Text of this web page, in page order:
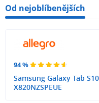
Od nejoblíbenějších
94 %
Samsung Galaxy Tab
X820NZSPEUE